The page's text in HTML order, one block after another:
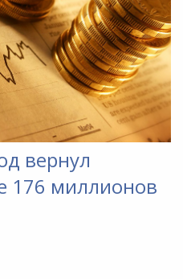
вернул
176 миллионов